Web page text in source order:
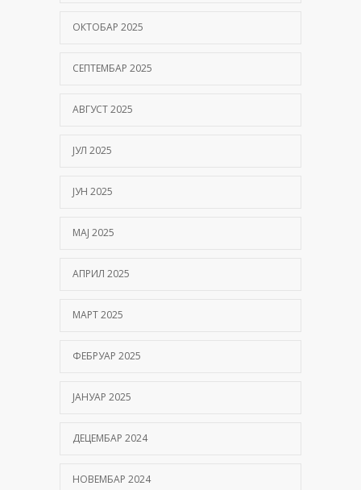
ОКТОБАР 2025
СЕПТЕМБАР 2025
АВГУСТ 2025
ЈУЛ 2025
ЈУН 2025
МАЈ 2025
АПРИЛ 2025
МАРТ 2025
ФЕБРУАР 2025
ЈАНУАР 2025
ДЕЦЕМБАР 2024
НОВЕМБАР 2024